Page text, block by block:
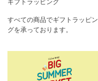
ギフトラッピング
すべての商品でギフトラッピン
グを承っております。